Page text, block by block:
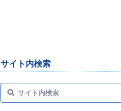
サイト内検索